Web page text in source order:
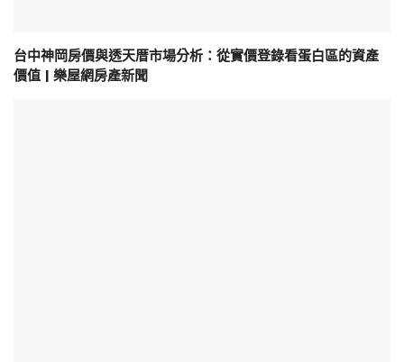
台中神岡房價與透天厝市場分析：從實價登錄看蛋白區的資產
價值 | 樂屋網房產新聞